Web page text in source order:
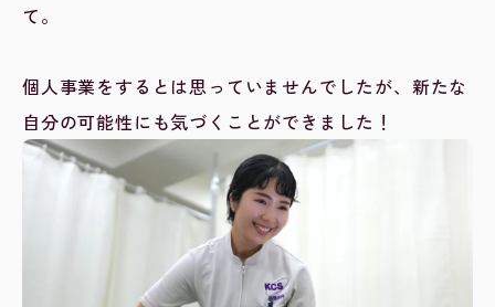
て。
個人事業をするとは思っていませんでしたが、新たな
自分の可能性にも気づくことができました！